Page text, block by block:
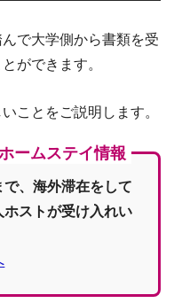
で大学側から書類を受
ができます。
ことをご説明します。
ームステイ情報
、海外滞在をして
ストが受け入れい